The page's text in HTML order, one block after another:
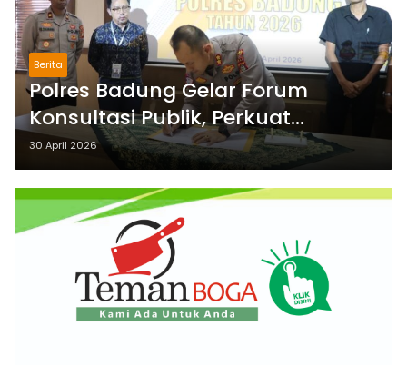
Berita
Polres Badung Gelar Forum
Konsultasi Publik, Perkuat
Kepercayaan Masyarakat
30 April 2026